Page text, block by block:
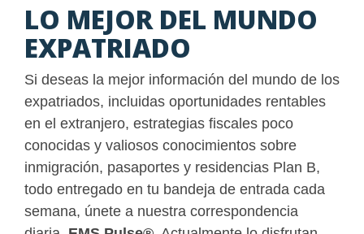
LO MEJOR DEL MUNDO
EXPATRIADO
Si deseas la mejor información del mundo de los
expatriados, incluidas oportunidades rentables
en el extranjero, estrategias fiscales poco
conocidas y valiosos conocimientos sobre
inmigración, pasaportes y residencias Plan B,
todo entregado en tu bandeja de entrada cada
semana, únete a nuestra correspondencia